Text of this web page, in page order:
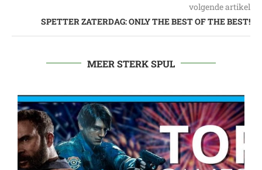
volgende artikel
SPETTER ZATERDAG: ONLY THE BEST OF THE BEST!
MEER STERK SPUL